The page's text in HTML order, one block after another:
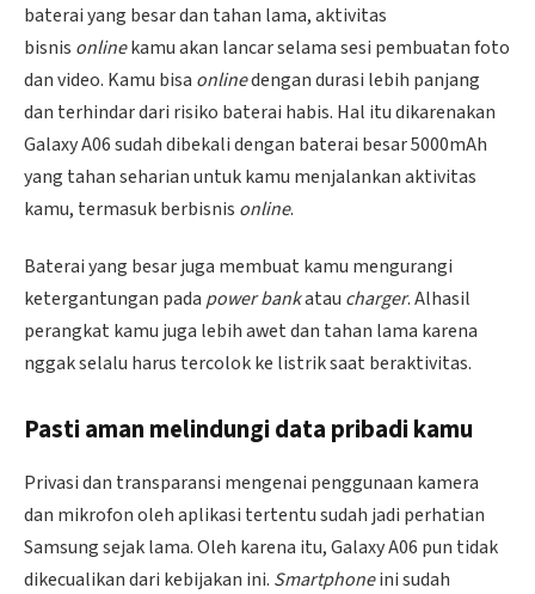
baterai yang besar dan tahan lama, aktivitas
bisnis onlinekamu akan lancar selama sesi pembuatan foto
dan video. Kamu bisa onlinedengan durasi lebih panjang
dan terhindar dari risiko baterai habis. Hal itu dikarenakan
Galaxy A06 sudah dibekali dengan baterai besar 5000mAh
yang tahan seharian untuk kamu menjalankan aktivitas
kamu, termasuk berbisnis online.
Baterai yang besar juga membuat kamu mengurangi
ketergantungan pada power bankatau charger. Alhasil
perangkat kamu juga lebih awet dan tahan lama karena
nggak selalu harus tercolok ke listrik saat beraktivitas.
Pasti aman melindungi data pribadi kamu
Privasi dan transparansi mengenai penggunaan kamera
dan mikrofon oleh aplikasi tertentu sudah jadi perhatian
Samsung sejak lama. Oleh karena itu, Galaxy A06 pun tidak
dikecualikan dari kebijakan ini. Smartphoneini sudah